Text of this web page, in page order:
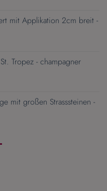
mit Applikation 2cm breit -
Tropez - champagner
mit großen Strasssteinen -